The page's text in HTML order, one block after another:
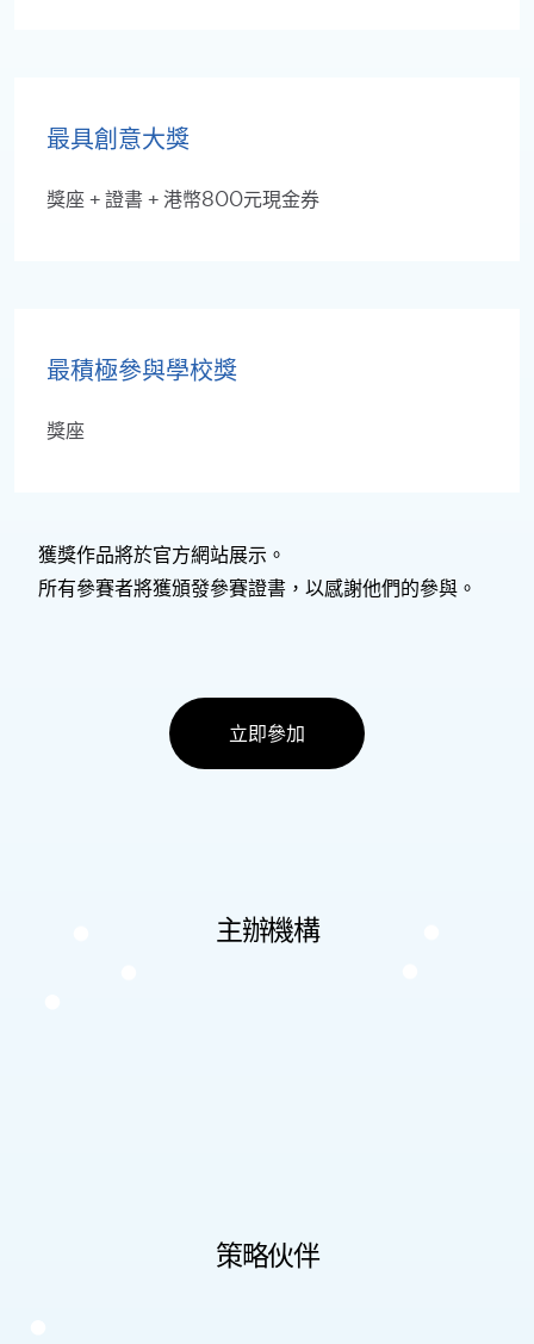
最具創意大獎
獎座 + 證書 + 港幣800元現金券
最積極參與學校獎
獎座
獲獎作品將於官方網站展示。
所有參賽者將獲頒發參賽證書，以感謝他們的參與。
立即參加
主辦機構
策略伙伴